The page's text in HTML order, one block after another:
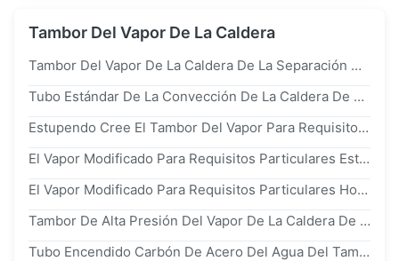
Tambor Del Vapor De La Caldera
Tambor Del Vapor De La Caldera De La Separación Del Agua Del Combustible Sólido De La Central Eléctrica
Tubo Estándar De La Convección De La Caldera De ASME Montado Con El Tambor Del Vapor
Estupendo Cree El Tambor Del Vapor Para Requisitos Particulares Para El Acero De Aleación De La Caldera De Cfb De La Central Eléctrica
El Vapor Modificado Para Requisitos Particulares Estilo Horizontal De La Caldera Teclea Respetuoso Del Medio Ambiente
El Vapor Modificado Para Requisitos Particulares Horizontal De La Caldera Teclea Tiempos Ahorros De Energía De La Vida De Largo
Tambor De Alta Presión Del Vapor De La Caldera De Circulación Natural
Tubo Encendido Carbón De Acero Del Agua Del Tambor Del Vapor De La Caldera De Carbono iso9001 Para La Central Eléctrica